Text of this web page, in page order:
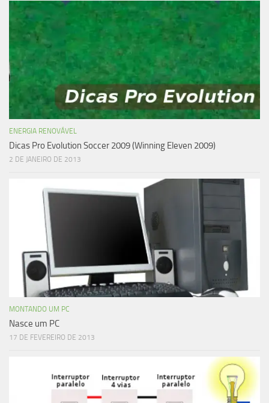
ENERGIA RENOVÁVEL
Dicas Pro Evolution Soccer 2009 (Winning Eleven 2009)
2 DE JANEIRO DE 2013
MONTANDO UM PC
Nasce um PC
17 DE FEVEREIRO DE 2013